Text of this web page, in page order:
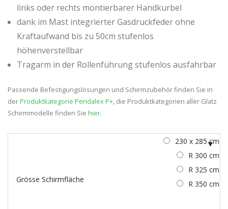
links oder rechts montierbarer Handkurbel
dank im Mast integrierter Gasdruckfeder ohne
Kraftaufwand bis zu 50cm stufenlos
höhenverstellbar
Tragarm in der Rollenführung stufenlos ausfahrbar
Passende Befestigungslösungen und Schirmzubehör finden Sie in
derProduktkategorie Pendalex P+, die Produktkategorien aller Glatz
Schirmmodelle finden Sie hier.
Grösse Schirmfläche
230 x 285 cm
R 300 cm
R 325 cm
R 350 cm